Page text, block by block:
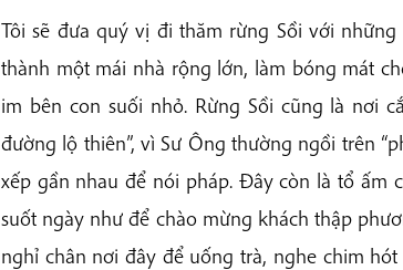
Tôi sẽ đưa quý vị đi thăm rừng Sồi với
thành một mái nhà rộng lớn, làm bóng mát
im bên con suối nhỏ. Rừng Sồi cũng là nơi
đường lộ thiên”, vì Sư Ông thường ngồi trên
xếp gần nhau để nói pháp. Đây còn là tổ ấm
suốt ngày như để chào mừng khách thập
nghỉ chân nơi đây để uống trà, nghe chim